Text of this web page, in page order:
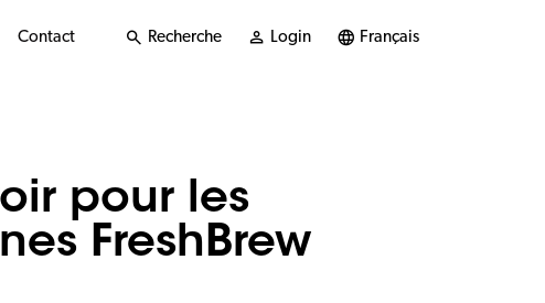
Contact Recherche Login Français
pour les
FreshBrew